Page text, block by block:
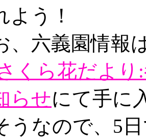
よう！
、六義園情報
くら花だより
らせにて手に
うなので、5